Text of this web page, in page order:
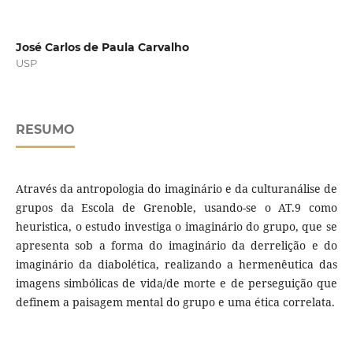
José Carlos de Paula Carvalho
USP
RESUMO
Através da antropologia do imaginário e da culturanálise de
grupos da Escola de Grenoble, usando-se o AT.9 como
heuristica, o estudo investiga o imaginário do grupo, que se
apresenta sob a forma do imaginário da derrelição e do
imaginário da diabolética, realizando a hermenêutica das
imagens simbólicas de vida/de morte e de perseguição que
definem a paisagem mental do grupo e uma ética correlata.